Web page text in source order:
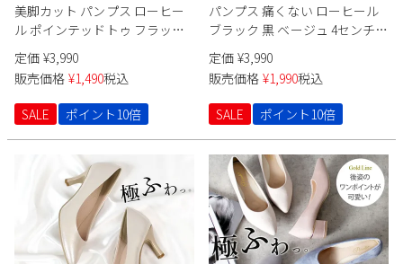
Parade
SKECHERS
moz
new balance
puma
ウェア
Parade
SKECHERS
GAP
EDWIN
new balance
Parade
SKECHERS
new balance
asics
瞬足
ハンドバッグ
ビジネスバッグ
トートバッグ
財布
雑貨
会員サービス
お問い合わせ
メルマガ購買
美脚カット パンプス ローヒー
ル ポインテッドトゥ フラッッ
ト 痛くない 黒 22089 バイカラ
ー 極ふわっ スエード クロコ
2cmヒール Parade
定価 ¥3,990
販売価格 ¥1,490税込
SALE
ポイント10倍
パンプス 痛くない ローヒール
ブラック 黒 ベージュ 4センチ
太ヒール セレモニー パーティ
ー ポインテッドトゥ 飾り 22095
Vカット 極ふわっ Parade
定価 ¥3,990
販売価格 ¥1,990税込
SALE
ポイント10倍